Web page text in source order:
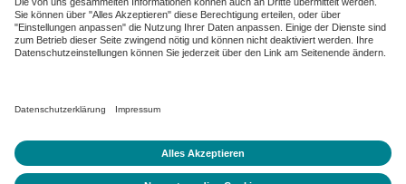
de.jobble.org
Datenschutz